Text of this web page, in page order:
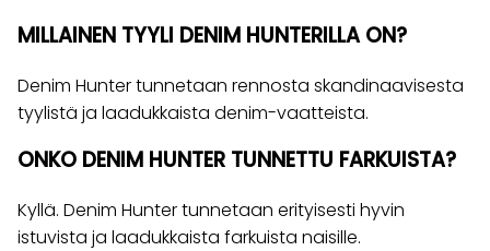
MILLAINEN TYYLI DENIM HUNTERILLA ON?
Denim Hunter tunnetaan rennosta skandinaavisesta
tyylistä ja laadukkaista denim-vaatteista.
ONKO DENIM HUNTER TUNNETTU FARKUISTA?
Kyllä. Denim Hunter tunnetaan erityisesti hyvin
istuvista ja laadukkaista farkuista naisille.